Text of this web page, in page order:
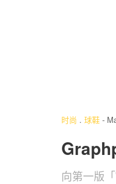
时尚 . 球鞋 -
向第一版